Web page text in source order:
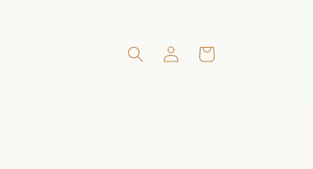
ConnexionPanier